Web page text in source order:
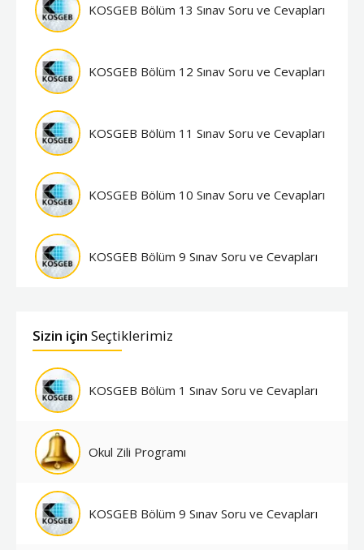
KOSGEB Bölüm 13 Sınav Soru ve Cevapları
KOSGEB Bölüm 12 Sınav Soru ve Cevapları
KOSGEB Bölüm 11 Sınav Soru ve Cevapları
KOSGEB Bölüm 10 Sınav Soru ve Cevapları
KOSGEB Bölüm 9 Sınav Soru ve Cevapları
Sizin için Seçtiklerimiz
KOSGEB Bölüm 1 Sınav Soru ve Cevapları
Okul Zili Programı
KOSGEB Bölüm 9 Sınav Soru ve Cevapları